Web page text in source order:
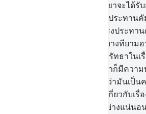
ความกริ้วโกรธ และพวกเขาจะได้รั
[17] อัลลอฮ์คือผู้ประทาน
ลงมาด้วยความจริงและทรงประทา
อะไรเล่าจะทำให้เจ้ารู้ได้ บางทียา
[18] บรรดาผู้ไม่ศรัทธาในเ
เกิดขึ้น ส่วนบรรดาผู้ศรัทธาก็มีควา
ยามอวสาน และพวกเขารู้ว่ามันเป็น
ว่าแท้จริงบรรดาผู้โต้เถียงเกี่ยวกับเ
ในการหลงผิดอันไกลลิบอย่างแน่นอ